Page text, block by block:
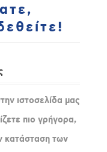
ιστοσελίδα μας
πιο γρήγορα,
κατάσταση των